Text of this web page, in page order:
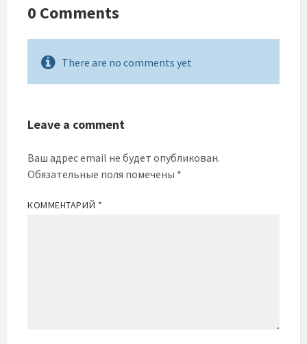
0 Comments
There are no comments yet
Leave a comment
Ваш адрес email не будет опубликован.
Обязательные поля помечены *
КОММЕНТАРИЙ *